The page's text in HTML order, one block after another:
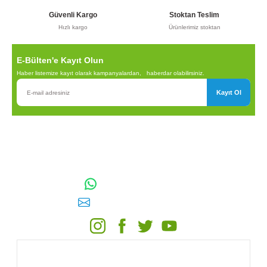
Sepete Ekle Sepete Ekle
61,90 TL
Sepete Ekle
TÜKENDİ
Güvenli Kargo
Hızlı kargo
Stoktan Teslim
Ürünlerimiz stoktan
E-Bülten'e Kayıt Olun
Haber listemize kayıt olarak kampanyalardan, haberdar olabilirsiniz.
Kayıt Ol